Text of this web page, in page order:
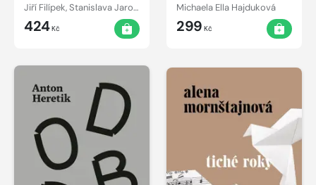
Jiří Filípek, Stanislava Jarolímková
424Kč
Michaela Ella Hajduková
299 Kč